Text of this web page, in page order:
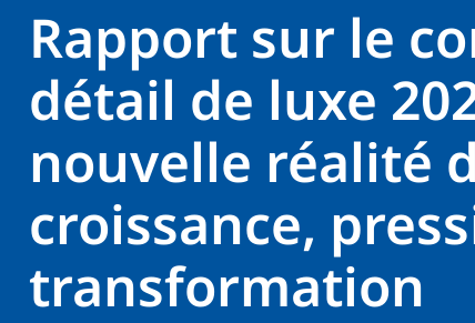
Rapport sur le
détail de luxe
nouvelle réalité
croissance,
transformation